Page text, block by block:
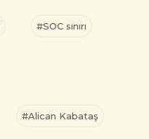
#SOC sınırı
#Alican Kabataş